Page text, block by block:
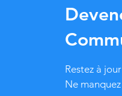
Restez à
Ne